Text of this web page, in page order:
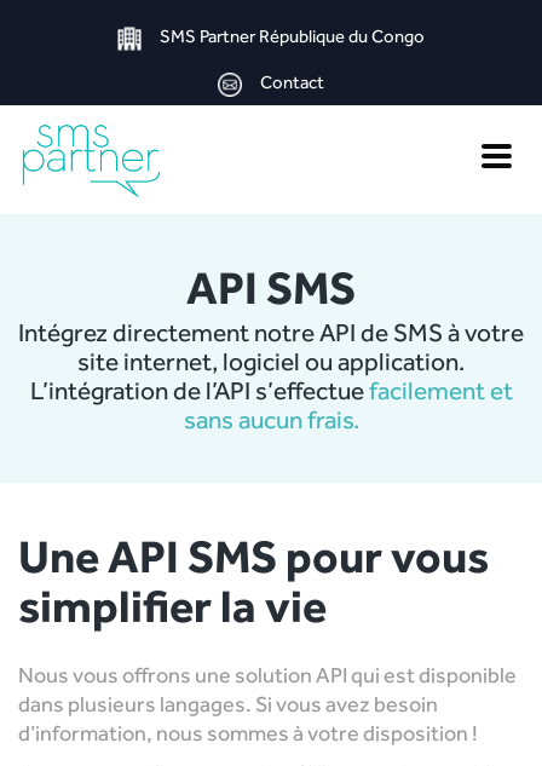
SMS Partner République du Congo
Contact
Toggle
API SMS
Intégrez directement notre API de SMS à votre
site internet, logiciel ou application.
L’intégration de l’API s’effectuefacilement et
sans aucun frais.
Une API SMS pour vous
simplifier la vie
Nous vous offrons une solution API qui est disponible
dans plusieurs langages. Si vous avez besoin
d’information, nous sommes à votre disposition !